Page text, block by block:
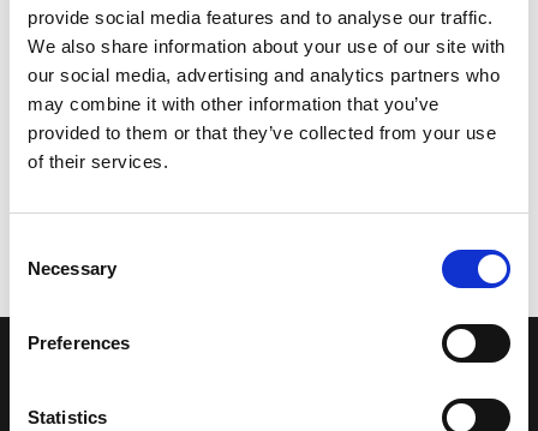
provide social media features and to analyse our traffic.
We also share information about your use of our site with
our social media, advertising and analytics partners who
may combine it with other information that you’ve
provided to them or that they’ve collected from your use
of their services.
Selection
Necessary
Preferences
Statistics